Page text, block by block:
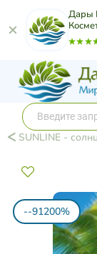
Дары
SUNLINE -
--91200%